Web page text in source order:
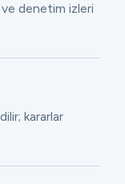
ve denetim izleri
kararlar